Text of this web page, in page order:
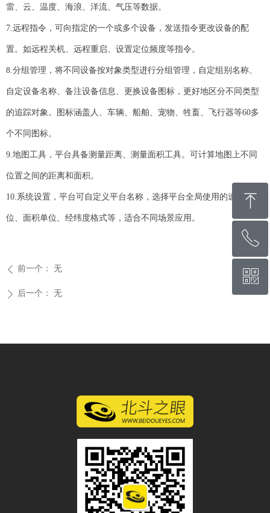
雷、云、温度、海浪、洋流、气压等数据。
7.远程指令，可向指定的一个或多个设备，发送指令更改设备的配
置。如远程关机、远程重启、设置定位频度等指令。
8.分组管理，将不同设备按对象类型进行分组管理，自定组别名称、
自定设备名称、备注设备信息、更换设备图标，更好地区分不同类型
的追踪对象。图标涵盖人、车辆、船舶、宠物、牲畜、飞行器等60多
个不同图标。
9.地图工具，平台具备测量距离、测量面积工具。可计算地图上不同
位置之间的距离和面积。
10.系统设置，平台可自定义平台名称，选择平台全局使用的速度单
位、面积单位、经纬度格式等，适合不同场景应用。
ꄴ 前一个： 无
ꄲ 后一个： 无
ꁸ
回到顶部
ꂅ
400-822-5331
ꀥ